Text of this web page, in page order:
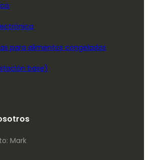
para alimentos congelados
base)
Mark